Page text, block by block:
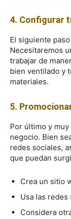
4. Configurar
El siguiente
Necesitaremos
trabajar de
bien ventilado y
materiales.
5.
Por último y
negocio. Bien
redes sociales,
que puedan
Crea un sitio
Usa las
Considera